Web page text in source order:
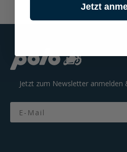
Jetzt zum Newsletter anmelden
Email
Jetzt